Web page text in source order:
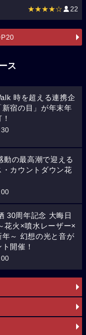
★★★★☆ 22
ス
時を超える連携企
宿の目」が年末年
動の最高潮で迎える
・カウントダウン花
30周年記念 大晦日
花火×噴水レーザー×
年～ 幻想の光と音が
開催！